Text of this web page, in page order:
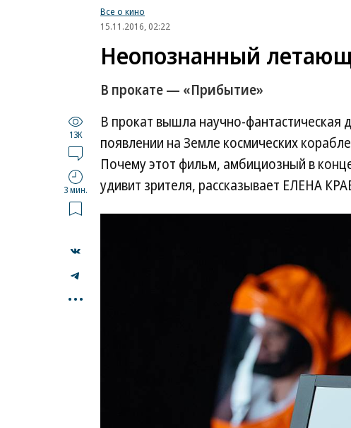
Все о кино
15.11.2016, 02:22
Неопознанный
В прокате — «Прибытие»
13K
3 мин.
...
В прокат вышла научно-
появлении на Земле космических
Почему этот фильм, амбициозный в
удивит зрителя, рассказывает ЕЛЕНА